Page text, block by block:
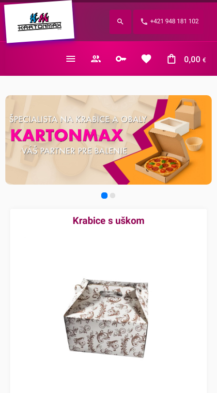
+421 948 181 102
0,00 €
Zabudnuté heslo?
E-mail
Krabice s uškom